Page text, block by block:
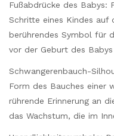
Fußabdrücke des Babys:
Schritte eines Kindes auf
berührendes Symbol für
vor der Geburt des
Schwangerenbauch-
Form des Bauches einer
rührende Erinnerung an
das Wachstum, die im